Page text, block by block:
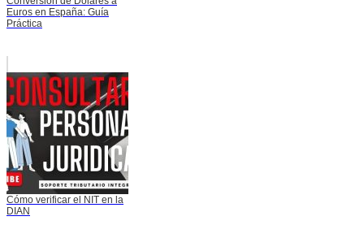
Euros en España: Guía
Práctica
Cómo verificar el NIT en la
DIAN